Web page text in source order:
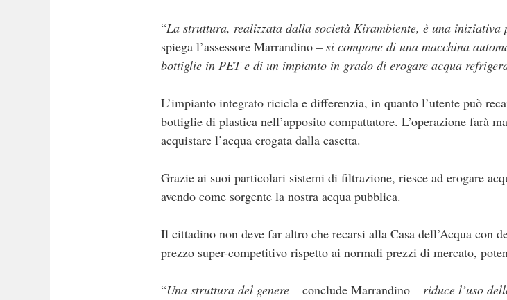
“La struttura, realizzata dalla società Kirambiente, è una
spiega l’assessore Marrandino – si compone di una macchina
bottiglie in PET e di un impianto in grado di erogare acqua
L’impianto integrato ricicla e diff­erenzia, in quanto l’utente può
bottiglie di plastica nell’apposito compattatore. L’operazione farà
acquistare l’acqua erogata dalla casetta.
Grazie ai suoi particolari sistemi di filtrazione, riesce ad erogare
avendo come sorgente la nostra acqua pubblica.
Il cittadino non deve far altro che recarsi alla Casa dell’Acqua con
prezzo super-competitivo rispetto ai normali prezzi di mercato,
“Una struttura del genere – conclude Marrandino – riduce l’uso